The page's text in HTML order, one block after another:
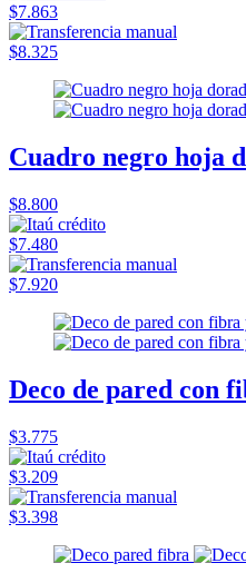
$7.863
$8.325
Cuadro negro hoja
$8.800
$7.480
$7.920
Deco de pared con
$3.775
$3.209
$3.398